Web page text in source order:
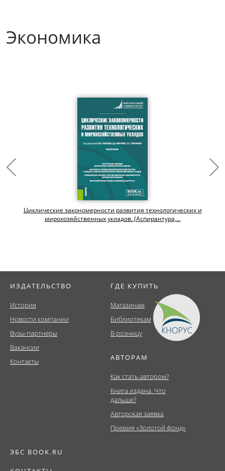
Экономика
Циклические закономерности развития технологических и
мирохозяйственных укладов. (Аспирантура,...
ИЗДАТЕЛЬСТВО
История
Новости компании
Вузы-партнеры
Вакансии
Контакты
ГДЕ КУПИТЬ
Магазинам
Библиотекам
В розницу
АВТОРАМ
Как стать автором?
Книга издана. Что
дальше?
Авторская заявка
Премия «Золотой фонд»
ЭБС BOOK.RU